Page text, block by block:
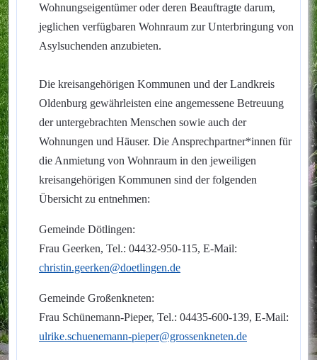
Wohnungseigentümer oder deren Beauftragte darum,
jeglichen verfügbaren Wohnraum zur Unterbringung von
Asylsuchenden anzubieten.
Die kreisangehörigen Kommunen und der Landkreis
Oldenburg gewährleisten eine angemessene Betreuung
der untergebrachten Menschen sowie auch der
Wohnungen und Häuser. Die Ansprechpartner*innen für
die Anmietung von Wohnraum in den jeweiligen
kreisangehörigen Kommunen sind der folgenden
Übersicht zu entnehmen:
Gemeinde Dötlingen:
Frau Geerken, Tel.: 04432-950-115, E-Mail:
christin.geerken@doetlingen.de
Gemeinde Großenkneten:
Frau Schünemann-Pieper, Tel.: 04435-600-139, E-Mail:
ulrike.schuenemann-pieper@grossenkneten.de